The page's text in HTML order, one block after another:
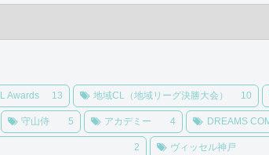
Awards 13 地域CL（地域リーグ決勝大会） 10
守山侍 5 アカデミー 4 DREAMS
2 ヴィッセル神戸